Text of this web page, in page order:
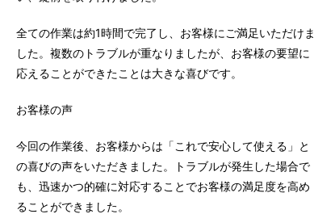
全ての作業は約1時間で完了し、お客様にご満足いただけま
した。複数のトラブルが重なりましたが、お客様の要望に
応えることができたことは大きな喜びです。
お客様の声
今回の作業後、お客様からは「これで安心して使える」と
の喜びの声をいただきました。トラブルが発生した場合で
も、迅速かつ的確に対応することでお客様の満足度を高め
ることができました。